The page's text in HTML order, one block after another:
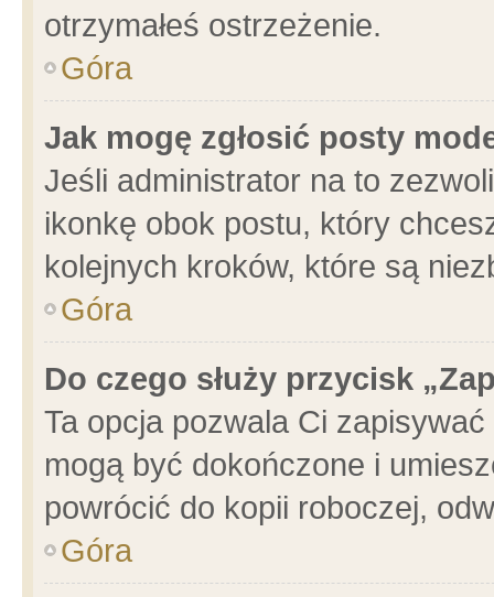
otrzymałeś ostrzeżenie.
Góra
Jak mogę zgłosić posty
Jeśli administrator na to
ikonkę obok postu, który
kolejnych kroków, które są
Góra
Do czego służy przycisk
Ta opcja pozwala Ci
mogą być dokończone i
powrócić do kopii roboczej,
Góra